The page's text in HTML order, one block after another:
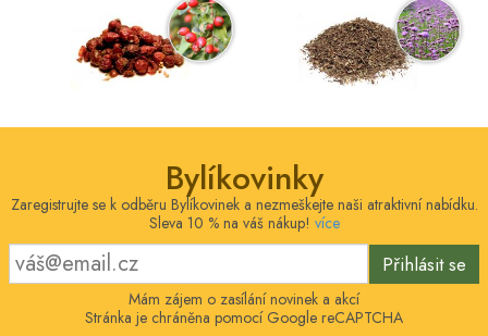
Bylíkovinky
Zaregistrujte se k odběru Bylíkovinek a nezmeškejte naši atraktivní nabídku.
Sleva 10 % na váš nákup! více
Přihlásit se
Mám zájem o zasílání novinek a akcí
Stránka je chráněna pomocí Google reCAPTCHA